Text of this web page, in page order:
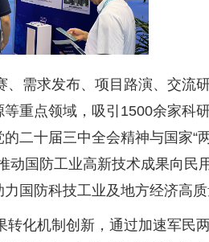
需求发布、项目路演、交流
重点领域，吸引1500余家科
二十届三中全会精神与国家“
动国防工业高新技术成果向民
国防科技工业及地方经济高质
化机制创新，通过加速军民